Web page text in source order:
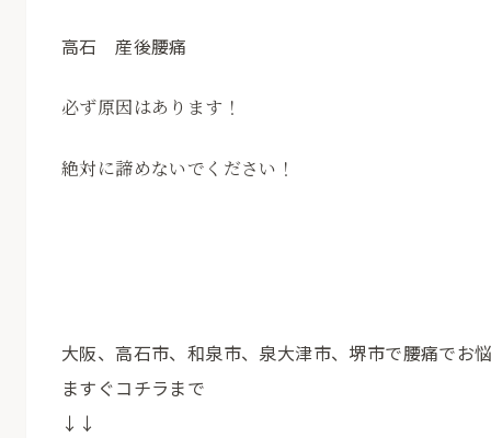
高石 産後腰痛
必ず原因はあります！
絶対に諦めないでください！
大阪、高石市、和泉市、泉大津市、堺市で腰痛でお
ますぐコチラまで
↓↓